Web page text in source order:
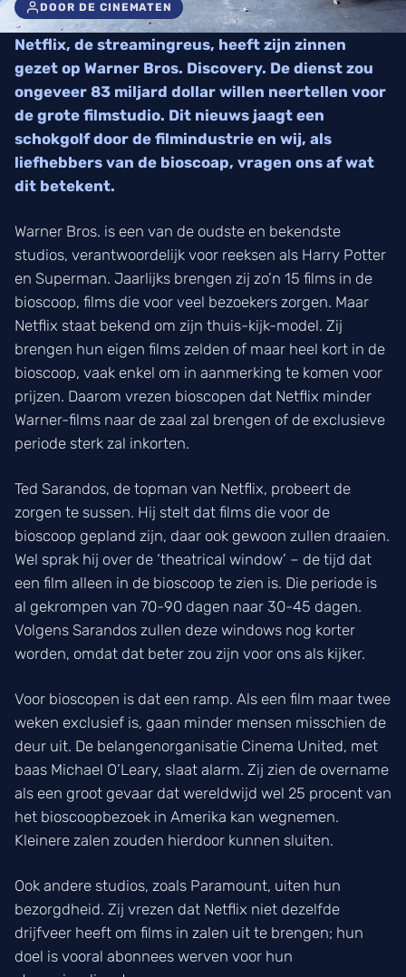
DOOR DE CINEMATEN
Netflix, de streamingreus, heeft zijn zinnen
gezet op Warner Bros. Discovery. De dienst zou
ongeveer 83 miljard dollar willen neertellen voor
de grote filmstudio. Dit nieuws jaagt een
schokgolf door de filmindustrie en wij, als
liefhebbers van de bioscoap, vragen ons af wat
dit betekent.
Warner Bros. is een van de oudste en bekendste
studios, verantwoordelijk voor reeksen als Harry Potter
en Superman. Jaarlijks brengen zij zo’n 15 films in de
bioscoop, films die voor veel bezoekers zorgen. Maar
Netflix staat bekend om zijn thuis-kijk-model. Zij
brengen hun eigen films zelden of maar heel kort in de
bioscoop, vaak enkel om in aanmerking te komen voor
prijzen. Daarom vrezen bioscopen dat Netflix minder
Warner-films naar de zaal zal brengen of de exclusieve
periode sterk zal inkorten.
Ted Sarandos, de topman van Netflix, probeert de
zorgen te sussen. Hij stelt dat films die voor de
bioscoop gepland zijn, daar ook gewoon zullen draaien.
Wel sprak hij over de ‘theatrical window’ – de tijd dat
een film alleen in de bioscoop te zien is. Die periode is
al gekrompen van 70-90 dagen naar 30-45 dagen.
Volgens Sarandos zullen deze windows nog korter
worden, omdat dat beter zou zijn voor ons als kijker.
Voor bioscopen is dat een ramp. Als een film maar twee
weken exclusief is, gaan minder mensen misschien de
deur uit. De belangenorganisatie Cinema United, met
baas Michael O’Leary, slaat alarm. Zij zien de overname
als een groot gevaar dat wereldwijd wel 25 procent van
het bioscoopbezoek in Amerika kan wegnemen.
Kleinere zalen zouden hierdoor kunnen sluiten.
Ook andere studios, zoals Paramount, uiten hun
bezorgdheid. Zij vrezen dat Netflix niet dezelfde
drijfveer heeft om films in zalen uit te brengen; hun
doel is vooral abonnees werven voor hun